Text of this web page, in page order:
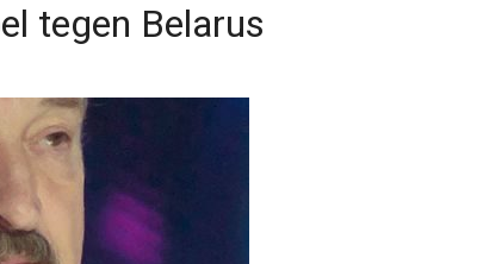
tegen Belarus